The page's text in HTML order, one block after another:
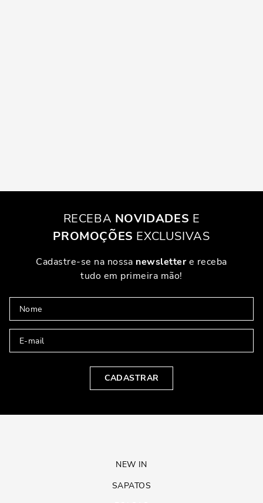
RECEBA NOVIDADES E
PROMOÇÕES EXCLUSIVAS
Cadastre-se na nossa newslettere receba
tudo em primeira mão!
CADASTRAR
NEW IN
SAPATOS